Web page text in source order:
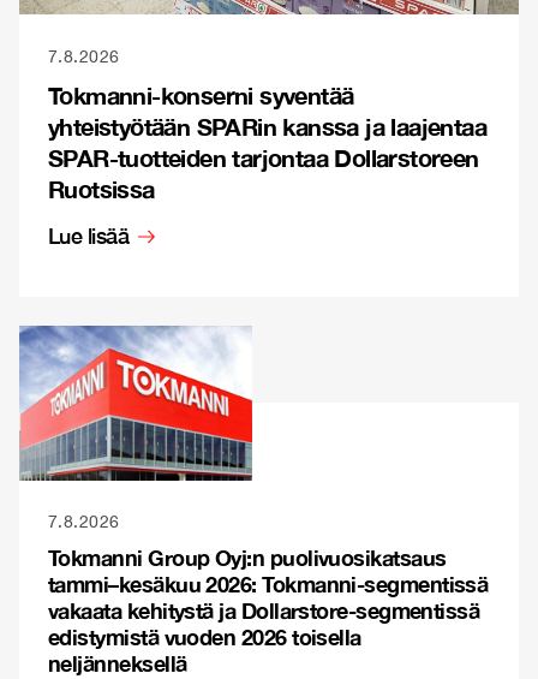
7.8.2026
Tokmanni-konserni syventää
yhteistyötään SPARin kanssa ja laajentaa
SPAR-tuotteiden tarjontaa Dollarstoreen
Ruotsissa
Lue lisää
7.8.2026
Tokmanni Group Oyj:n puolivuosikatsaus
tammi–kesäkuu 2026: Tokmanni-segmentissä
vakaata kehitystä ja Dollarstore-segmentissä
edistymistä vuoden 2026 toisella
neljänneksellä